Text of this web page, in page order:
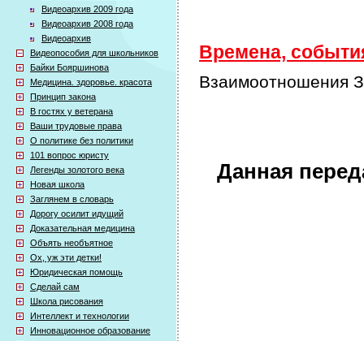
Видеоархив 2009 года
Видеоархив 2008 года
Видеоархив
Видеопособия для школьников
Байки Бояршинова
Медицина. здоровье. красота
Принцип закона
В гостях у ветерана
Ваши трудовые права
О политике без политики
101 вопрос юристу
Легенды золотого века
Новая школа
Заглянем в словарь
Дорогу осилит идущий
Доказательная медицина
Объять необъятное
Ох, уж эти детки!
Юридическая помощь
Сделай сам
Школа рисования
Интеллект и технологии
Инновационное образование
Времена,
Взаимоотношения
Данная